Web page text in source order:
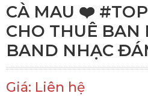
CÀ MAU ❤️️
CHO THUÊ BAN
BAND NHẠC
Giá: Liên hệ